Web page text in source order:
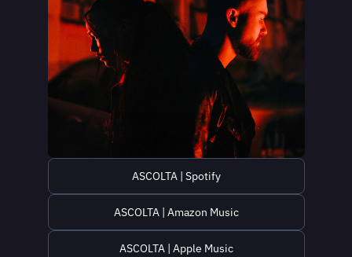
ASCOLTA | Spotify
ASCOLTA | Amazon Music
ASCOLTA | Apple Music